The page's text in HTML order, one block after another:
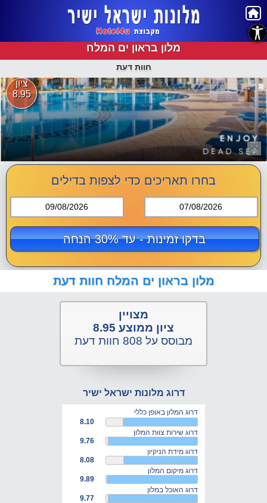
מלון בראון ים המלח
חוות דעת
ציון
8.95
בחרו תאריכים כדי לצפות בדילים
09/08/2026 07/08/2026
בדקו זמינות - עד 30% הנחה
מלון בראון ים המלח חוות דעת
מצויין
ציון ממוצע 8.95
מבוסס על 808 חוות דעת
דרוג מלונות ישראל ישיר
דרוג המלון באופן כללי
8.10
דרוג שירות צוות המלון
9.76
דרוג מידת הניקיון
8.08
דרוג מיקום המלון
9.89
דרוג האוכל במלון
9.77
נגישות